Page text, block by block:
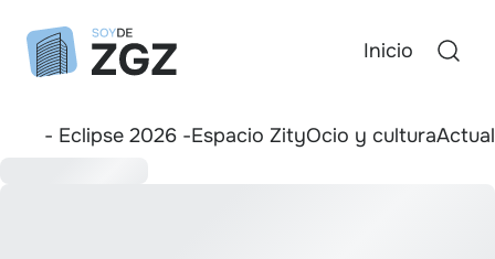
Inicio
- Eclipse 2026 -Espacio ZityOcio y cultura